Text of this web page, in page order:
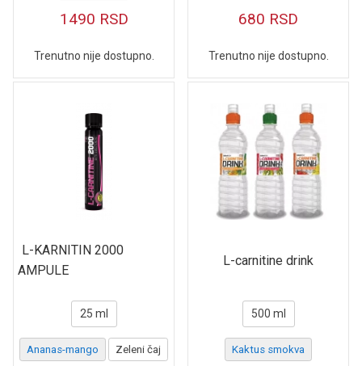
1490 RSD
Trenutno nije dostupno.
680 RSD
Trenutno nije dostupno.
L-KARNITIN 2000
AMPULE
25 ml
Ananas-mango Zeleni čaj
L-carnitine drink
500 ml
Kaktus smokva